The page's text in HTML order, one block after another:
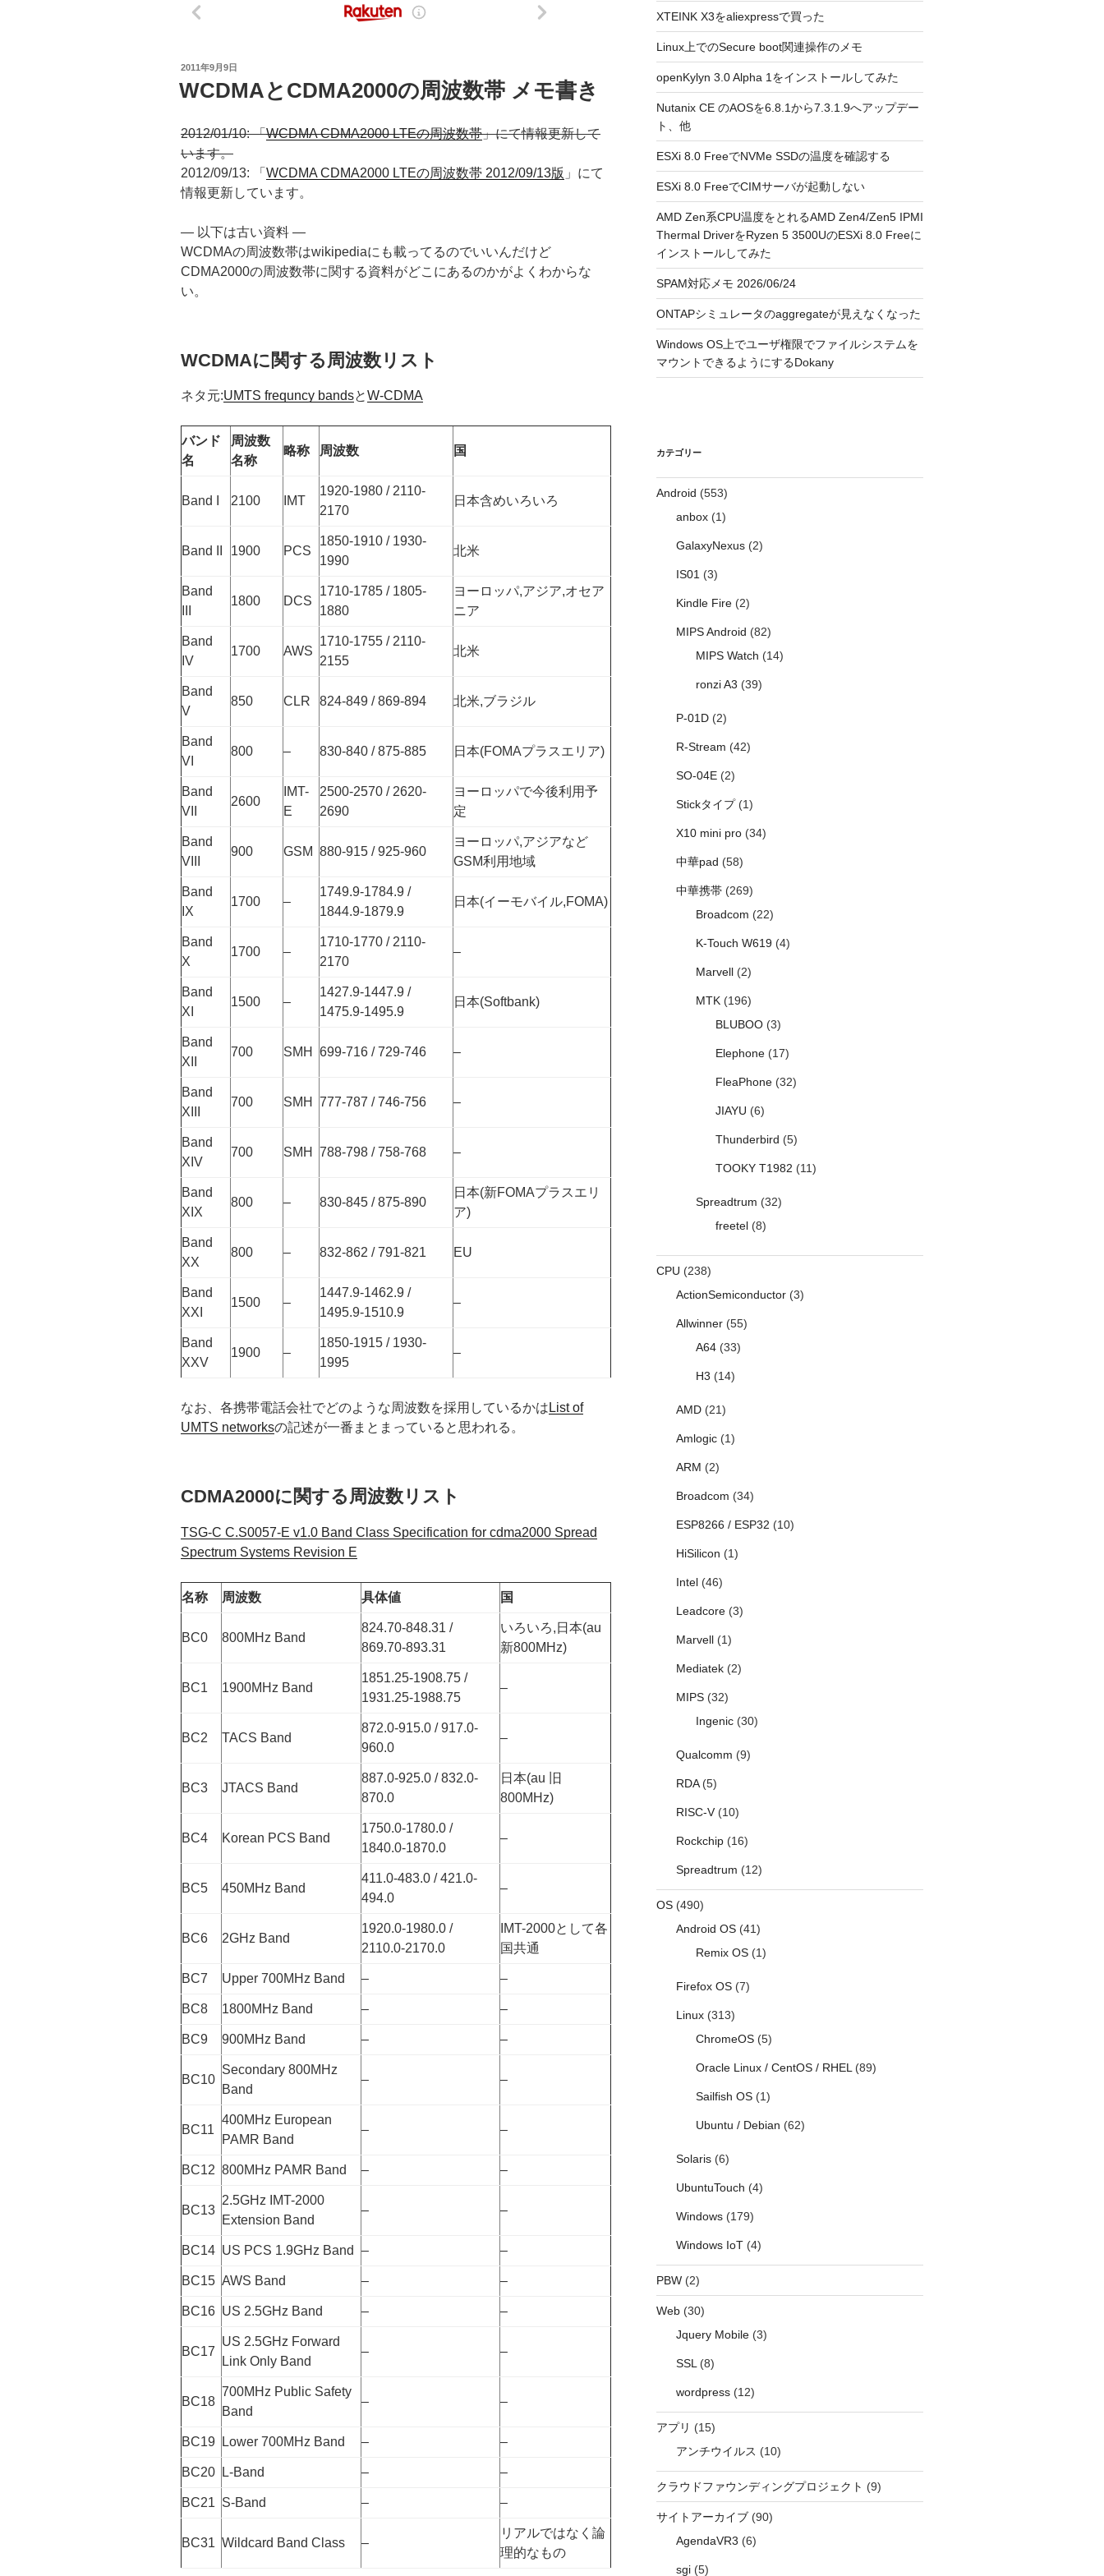
投
日:
2011年9月9日
WCDMAとCDMA2000の周波数帯 メモ書き
2012/01/10: 「WCDMA CDMA2000 LTEの周波数帯」にて情報更新して
います。
2012/09/13: 「 WCDMA CDMA2000 LTEの周波数帯 2012/09/13版 」にて
情報更新しています。
— 以下は古い資料 —
WCDMAの周波数帯はwikipediaにも載ってるのでいいんだけど
CDMA2000の周波数帯に関する資料がどこにあるのかがよくわからな
い。
WCDMAに関する周波数リスト
ネタ元:UMTS frequncy bandsとW-CDMA
バンド
名
周波数
名称
略称 周波数 国
Band I 2100 IMT
1920-1980 / 2110-
2170
日本含めいろいろ
Band II 1900 PCS
1850-1910 / 1930-
1990
北米
Band
1800 DCS
1710-1785 / 1805-
1880
ヨーロッパ,アジア,オセア
ニア
Band
IV
1700 AWS
1710-1755 / 2110-
2155
北米
Band
V
850 CLR 824-849 / 869-894 北米,ブラジル
Band
VI
800 – 830-840 / 875-885 日本(FOMAプラスエリア)
Band
VII
2600
IMT-
E
2500-2570 / 2620-
2690
ヨーロッパで今後利用予
定
Band
VIII
900 GSM 880-915 / 925-960
ヨーロッパ,アジアなど
GSM利用地域
Band
IX
1700 –
1749.9-1784.9 /
1844.9-1879.9
日本(イーモバイル,FOMA)
Band
X
1700 –
1710-1770 / 2110-
2170
–
Band
XI
1500 –
1427.9-1447.9 /
1475.9-1495.9
日本(Softbank)
Band
XII
700 SMH 699-716 / 729-746 –
Band
XIII
700 SMH 777-787 / 746-756 –
Band
XIV
700 SMH 788-798 / 758-768 –
Band
XIX
800 – 830-845 / 875-890
日本(新FOMAプラスエリ
ア)
Band
XX
800 – 832-862 / 791-821 EU
Band
XXI
1500 –
1447.9-1462.9 /
1495.9-1510.9
–
Band
XXV
1900 –
1850-1915 / 1930-
1995
–
なお、各携帯電話会社でどのような周波数を採用しているかは List of
UMTS networksの記述が一番まとまっていると思われる。
CDMA2000に関する周波数リスト
TSG-C C.S0057-E v1.0 Band Class Specification for cdma2000 Spread
Spectrum Systems Revision E
名称 周波数 具体値 国
BC0 800MHz Band
824.70-848.31 /
869.70-893.31
いろいろ,日本(au
新800MHz)
BC1 1900MHz Band
1851.25-1908.75 /
1931.25-1988.75
–
BC2 TACS Band
872.0-915.0 / 917.0-
960.0
–
BC3 JTACS Band
887.0-925.0 / 832.0-
870.0
日本(au 旧
800MHz)
BC4 Korean PCS Band
1750.0-1780.0 /
1840.0-1870.0
–
BC5 450MHz Band
411.0-483.0 / 421.0-
494.0
–
BC6 2GHz Band
1920.0-1980.0 /
2110.0-2170.0
IMT-2000として各
国共通
BC7 Upper 700MHz Band – –
BC8 1800MHz Band – –
BC9 900MHz Band – –
BC10
Secondary 800MHz
Band
– –
BC11
400MHz European
PAMR Band
– –
BC12 800MHz PAMR Band – –
BC13
2.5GHz IMT-2000
Extension Band
– –
BC14 US PCS 1.9GHz Band – –
BC15 AWS Band – –
BC16 US 2.5GHz Band – –
BC17
US 2.5GHz Forward
Link Only Band
– –
BC18
700MHz Public Safety
Band
– –
BC19 Lower 700MHz Band – –
BC20 L-Band – –
BC21 S-Band – –
BC31 Wildcard Band Class –
リアルではなく論
理的なもの
XTEINK X3をaliexpressで買った
Linux上でのSecure boot関連操作のメモ
openKylyn 3.0 Alpha 1をインストールしてみた
Nutanix CE のAOSを6.8.1から7.3.1.9へアップデー
ト、他
ESXi 8.0 FreeでNVMe SSDの温度を確認する
ESXi 8.0 FreeでCIMサーバが起動しない
AMD Zen系CPU温度をとれるAMD Zen4/Zen5 IPMI
Thermal DriverをRyzen 5 3500UのESXi 8.0 Freeに
インストールしてみた
SPAM対応メモ 2026/06/24
ONTAPシミュレータのaggregateが見えなくなった
Windows OS上でユーザ権限でファイルシステムを
マウントできるようにするDokany
カテゴリー
Android (553)
anbox(1)
GalaxyNexus(2)
IS01 (3)
Kindle Fire(2)
MIPS Android (82)
MIPS Watch (14)
ronzi A3 (39)
P-01D(2)
R-Stream (42)
SO-04E(2)
Stickタイプ(1)
X10 mini pro(34)
中華pad (58)
中華携帯(269)
Broadcom (22)
K-Touch W619(4)
Marvell(2)
MTK(196)
BLUBOO(3)
Elephone(17)
FleaPhone(32)
JIAYU (6)
Thunderbird (5)
TOOKY T1982 (11)
Spreadtrum (32)
freetel(8)
CPU (238)
ActionSemiconductor(3)
Allwinner(55)
A64(33)
H3 (14)
AMD(21)
Amlogic(1)
ARM (2)
Broadcom (34)
ESP8266 / ESP32 (10)
HiSilicon (1)
Intel(46)
Leadcore(3)
Marvell(1)
Mediatek(2)
MIPS(32)
Ingenic(30)
Qualcomm (9)
RDA(5)
RISC-V(10)
Rockchip(16)
Spreadtrum (12)
OS(490)
Android OS(41)
Remix OS(1)
Firefox OS(7)
Linux(313)
ChromeOS(5)
Oracle Linux / CentOS / RHEL (89)
Sailfish OS(1)
Ubuntu / Debian (62)
Solaris(6)
UbuntuTouch (4)
Windows(179)
Windows IoT(4)
PBW(2)
Web(30)
Jquery Mobile(3)
SSL (8)
wordpress(12)
アプリ (15)
アンチウイルス (10)
クラウドファウンディングプロジェクト (9)
サイトアーカイブ(90)
AgendaVR3 (6)
sgi(5)